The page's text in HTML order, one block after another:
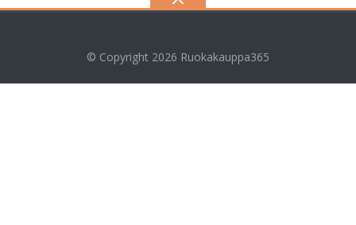
© Copyright 2026 Ruokakauppa365